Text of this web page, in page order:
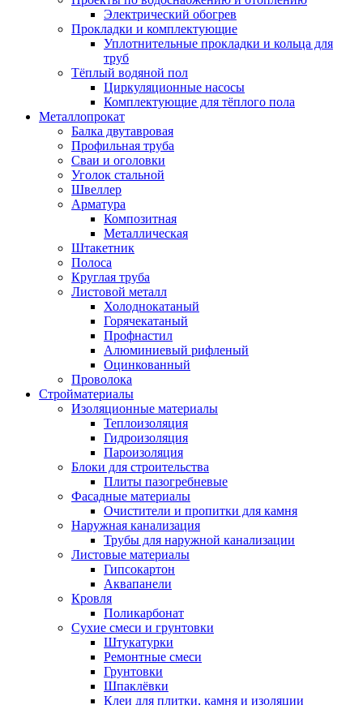
Электрический обогрев
Прокладки и комплектующие
Уплотнительные прокладки и кольца для
труб
Тёплый водяной пол
Циркуляционные насосы
Комплектующие для тёплого пола
Металлопрокат
Балка двутавровая
Профильная труба
Сваи и оголовки
Уголок стальной
Швеллер
Арматура
Композитная
Металлическая
Штакетник
Полоса
Круглая труба
Листовой металл
Холоднокатаный
Горячекатаный
Профнастил
Алюминиевый рифленый
Оцинкованный
Проволока
Стройматериалы
Изоляционные материалы
Теплоизоляция
Гидроизоляция
Пароизоляция
Блоки для строительства
Плиты пазогребневые
Фасадные материалы
Очистители и пропитки для камня
Наружная канализация
Трубы для наружной канализации
Листовые материалы
Гипсокартон
Аквапанели
Кровля
Поликарбонат
Сухие смеси и грунтовки
Штукатурки
Ремонтные смеси
Грунтовки
Шпаклёвки
Клеи для плитки, камня и изоляции